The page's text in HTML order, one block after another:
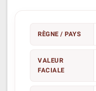
RÈGNE / PAYS
VALEUR
FACIALE